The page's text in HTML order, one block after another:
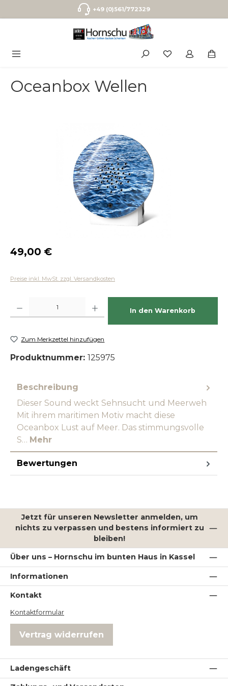
Zum Hauptinhalt springen+49 (0)561/772329
Oceanbox Wellen
Regulärer Preis:
49,00 €
Preise inkl. MwSt. zzgl. Versandkosten
In den Warenkorb
Zum Merkzettel hinzufügen
Produktnummer: 125975
Beschreibung
Dieser Sound weckt Sehnsucht und Meerweh
Mit ihrem maritimen Motiv macht diese
Oceanbox Lust auf Meer. Das stimmungsvolle
S… Mehr
Bewertungen
Jetzt für unseren Newsletter anmelden, um
nichts zu verpassen und bestens informiert zu
bleiben!
Über uns – Hornschu im bunten Haus in Kassel
Informationen
Kontakt
Kontaktformular
Vertrag widerrufen
Ladengeschäft